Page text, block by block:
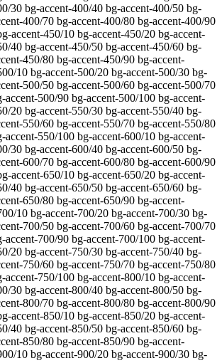
30 bg-accent-400/40 bg-accent-400/50 bg-
400/70 bg-accent-400/80 bg-accent-400/90
accent-450/10 bg-accent-450/20 bg-accent-
40 bg-accent-450/50 bg-accent-450/60 bg-
450/80 bg-accent-450/90 bg-accent-
10 bg-accent-500/20 bg-accent-500/30 bg-
500/50 bg-accent-500/60 bg-accent-500/70
accent-500/90 bg-accent-500/100 bg-accent-
20 bg-accent-550/30 bg-accent-550/40 bg-
550/60 bg-accent-550/70 bg-accent-550/80
accent-550/100 bg-accent-600/10 bg-accent-
30 bg-accent-600/40 bg-accent-600/50 bg-
600/70 bg-accent-600/80 bg-accent-600/90
accent-650/10 bg-accent-650/20 bg-accent-
40 bg-accent-650/50 bg-accent-650/60 bg-
650/80 bg-accent-650/90 bg-accent-
10 bg-accent-700/20 bg-accent-700/30 bg-
700/50 bg-accent-700/60 bg-accent-700/70
accent-700/90 bg-accent-700/100 bg-accent-
20 bg-accent-750/30 bg-accent-750/40 bg-
750/60 bg-accent-750/70 bg-accent-750/80
accent-750/100 bg-accent-800/10 bg-accent-
30 bg-accent-800/40 bg-accent-800/50 bg-
800/70 bg-accent-800/80 bg-accent-800/90
accent-850/10 bg-accent-850/20 bg-accent-
40 bg-accent-850/50 bg-accent-850/60 bg-
850/80 bg-accent-850/90 bg-accent-
10 bg-accent-900/20 bg-accent-900/30 bg-